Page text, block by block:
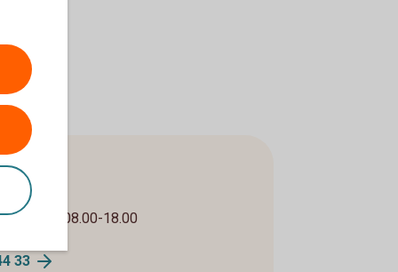
helger 08.00-18.00
33